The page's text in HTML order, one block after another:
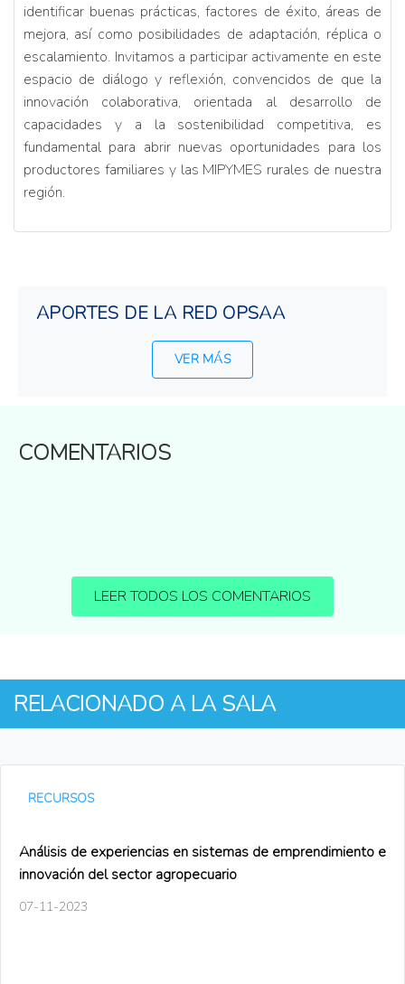
identificar buenas prácticas, factores de éxito, áreas de
mejora, así como posibilidades de adaptación, réplica o
escalamiento. Invitamos a participar activamente en este
espacio de diálogo y reflexión, convencidos de que la
innovación colaborativa, orientada al desarrollo de
capacidades y a la sostenibilidad competitiva, es
fundamental para abrir nuevas oportunidades para los
productores familiares y las MIPYMES rurales de nuestra
región.
APORTES DE LA RED OPSAA
VER MÁS
COMENTARIOS
LEER TODOS LOS COMENTARIOS
RELACIONADO A LA SALA
RECURSOS
Análisis de experiencias en sistemas de emprendimiento e
innovación del sector agropecuario
07-11-2023